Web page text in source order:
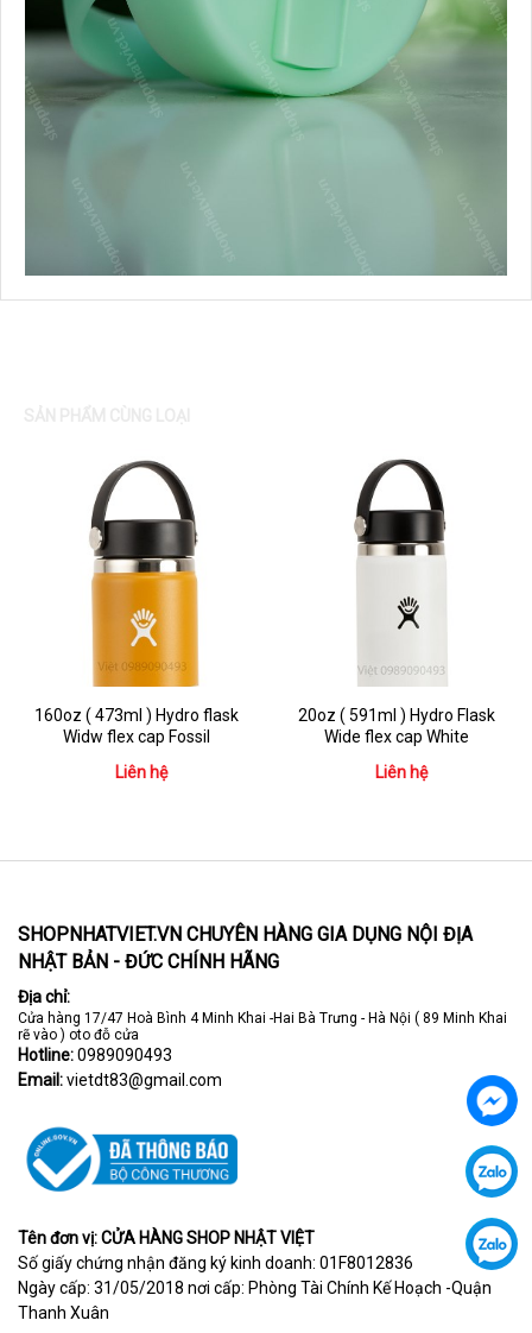
160oz ( 473ml ) Hydro flask
Widw flex cap Fossil
Liên hệ
20oz ( 591ml ) Hydro Flask
Wide flex cap White
Liên hệ
SHOPNHATVIET.VN CHUYÊN HÀNG GIA DỤNG NỘI ĐỊA
NHẬT BẢN - ĐỨC CHÍNH HÃNG
Địa chỉ:
Cửa hàng 17/47 Hoà Bình 4 Minh Khai -Hai Bà Trưng - Hà Nội ( 89 Minh Khai
rẽ vào ) oto đỗ cửa
Hotline:0989090493
Email:vietdt83@gmail.com
Tên đơn vị: CỬA HÀNG SHOP NHẬT VIỆT
Số giấy chứng nhận đăng ký kinh doanh: 01F8012836
Ngày cấp: 31/05/2018 nơi cấp: Phòng Tài Chính Kế Hoạch -Quận
Thanh Xuân